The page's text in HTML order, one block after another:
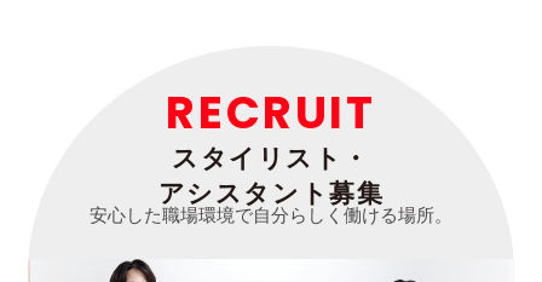
RECRUIT
スタイリスト・
アシスタント募集
安心した職場環境で自分らしく働ける場所。